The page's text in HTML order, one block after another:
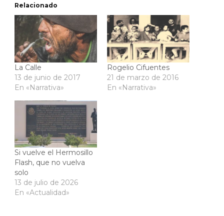
Relacionado
La Calle
13 de junio de 2017
En «Narrativa»
Rogelio Cifuentes
21 de marzo de 2016
En «Narrativa»
Si vuelve el Hermosillo
Flash, que no vuelva
solo
13 de julio de 2026
En «Actualidad»